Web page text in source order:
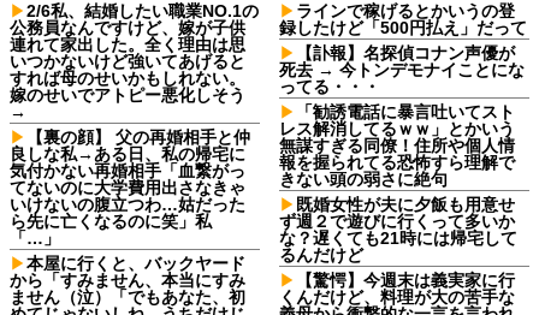
2/6私、結婚したい職業NO.1の
公務員なんですけど、嫁が子供
連れて家出した。全く理由は思
いつかないけど強いてあげると
すれば母のせいかもしれない。
嫁のせいでアトピー悪化しそう
→
【裏の顔】 父の再婚相手と仲
良しな私→ある日、私の帰宅に
気付かない再婚相手「血繋がっ
てないのに大学費用出さなきゃ
いけないの腹立つわ…姑だった
ら先に亡くなるのに笑」私
「…」
本屋に行くと、バックヤード
から「すみません、本当にすみ
ません（泣）「でもあなた、初
ラインで稼げるとかいうの登
録したけど「500円払え」だって
【訃報】名探偵コナン声優が
死去 → 今トンデモナイことにな
ってる・・・
「勧誘電話に暴言吐いてスト
レス解消してるｗｗ」とかいう
無謀すぎる同僚！住所や個人情
報を握られてる恐怖すら理解で
きない頭の弱さに絶句
既婚女性が夫に夕飯も用意せ
ず週２で遊びに行くって多いか
な？遅くても21時には帰宅して
るんだけど
【驚愕】今週末は義実家に行
くんだけど、料理が大の苦手な